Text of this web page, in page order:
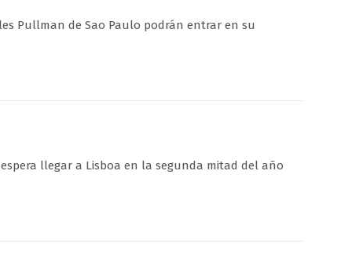
Pullman de Sao Paulo podrán entrar en su
llegar a Lisboa en la segunda mitad del año